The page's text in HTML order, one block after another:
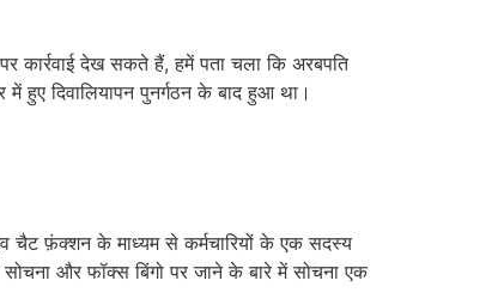
देख सकते हैं, हमें पता चला कि अरबपति
हुए दिवालियापन पुनर्गठन के बाद हुआ था।
चैट फ़ंक्शन के माध्यम से कर्मचारियों के एक सदस्य
और फॉक्स बिंगो पर जाने के बारे में सोचना एक